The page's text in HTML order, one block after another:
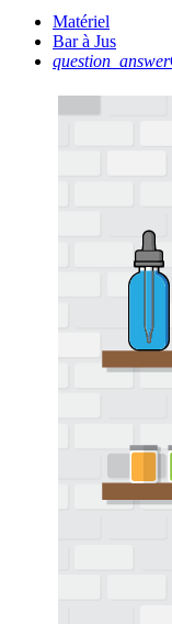
Matériel
Bar à Jus
question_answer